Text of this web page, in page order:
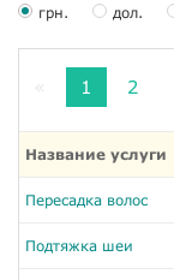
грн. дол.
1 2
Название услуги
Пересадка волос
Подтяжка шеи